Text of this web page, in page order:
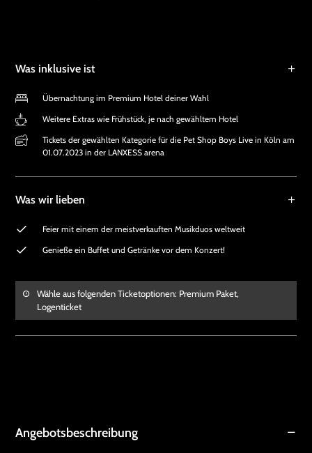
Was inklusive ist
Übernachtung im Premium Hotel deiner Wahl
Weitere Extras wie Frühstück, je nach gewähltem Hotel
Tickets der gewählten Kategorie für die Pet Shop Boys Live in Köln am
01.07.2023 in der LANXESS arena
Was wir lieben
Feier mit einem der meistverkauften Musikduos weltweit
Genieße ein Buffet und Getränke vor dem Konzert!
Wähle aus folgenden Ticketoptionen: Premium Paket,
Logenticket
Angebotsbeschreibung